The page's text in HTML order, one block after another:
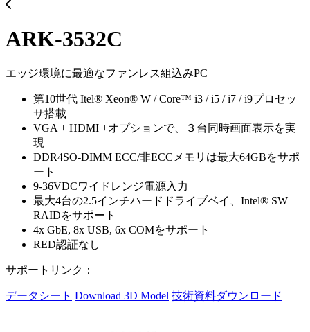
ARK-3532C
エッジ環境に最適なファンレス組込みPC
第10世代 Itel® Xeon® W / Core™ i3 / i5 / i7 / i9プロセッ
サ搭載
VGA + HDMI +オプションで、３台同時画面表示を実
現
DDR4SO-DIMM ECC/非ECCメモリは最大64GBをサポ
ート
9-36VDCワイドレンジ電源入力
最大4台の2.5インチハードドライブベイ、Intel® SW
RAIDをサポート
4x GbE, 8x USB, 6x COMをサポート
RED認証なし
サポートリンク：
データシート Download 3D Model 技術資料ダウンロード